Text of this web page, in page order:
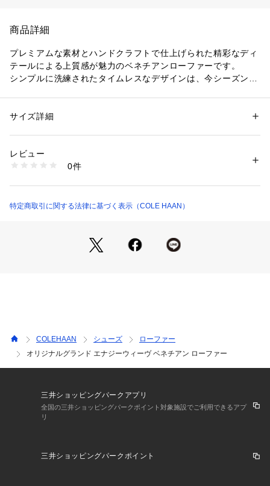
商品詳細
プレミアムな素材とハンドクラフトで仕上げられた精彩なディ
テールによる上質感が魅力のベネチアンローファーです。
シンプルに洗練されたタイムレスなデザインは、今シーズンだ
性別：メンズ
素材：アッパー素材: 牛革
アウトソール素材: ラバー
テクノロジー: GRAND OS
商品番号：1079700000281 （モール）
サイズ詳細
レビュー
0件
特定商取引に関する法律に基づく表示（COLE HAAN）
COLEHAAN シューズ
ローファー
オリジナルグランド エナジーウィーヴ ベネチアン ローファー
三井ショッピングパークアプリ
全国の三井ショッピングパークポイント対象施設でご利用できるアプ
リ
三井ショッピングパークポイント